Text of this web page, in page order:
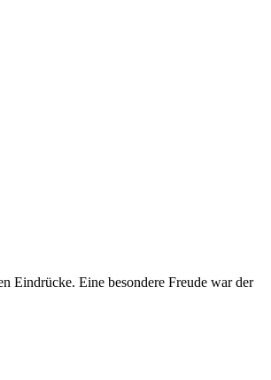
Eindrücke. Eine besondere Freude war der